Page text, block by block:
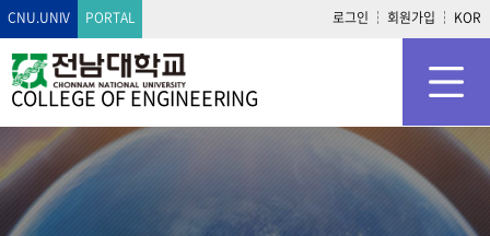
CNU.UNIV PORTAL 로그인 회원가입 KOR
COLLEGE OFENGINEERING